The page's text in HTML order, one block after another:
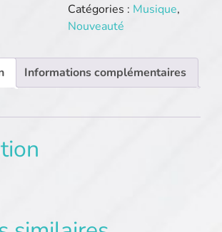
Catégories : Musique,
Nouveauté
Informations complémentaires